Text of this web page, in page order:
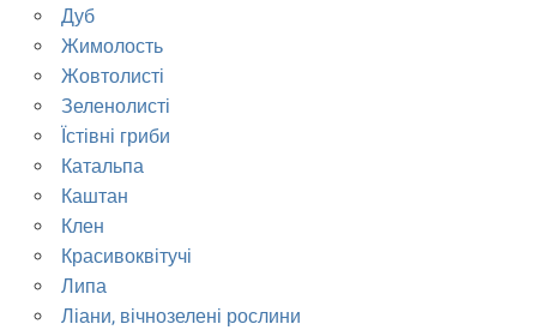
Дуб
Жимолость
Жовтолисті
Зеленолисті
Їстівні гриби
Катальпа
Каштан
Клен
Красивоквітучі
Липа
Ліани, вічнозелені рослини